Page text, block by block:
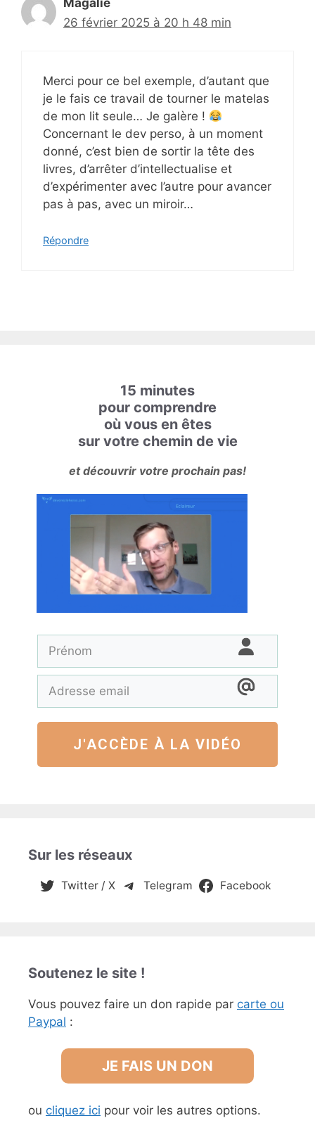
26 février 2025 à 20 h 48 min
Merci pour ce bel exemple, d’autant que
je le fais ce travail de tourner le matelas
de mon lit seule… Je galère !
Concernant le dev perso, à un moment
donné, c’est bien de sortir la tête des
livres, d’arrêter d’intellectualise et
d’expérimenter avec l’autre pour avancer
pas à pas, avec un miroir…
Répondre
15 minutes
pour comprendre
où vous en êtes
sur votre chemin de vie
et découvrir votre prochain pas!
J'ACCÈDE À LA VIDÉO
Sur les réseaux
Twitter / X Telegram Facebook
Soutenez le site !
Vous pouvez faire un don rapide par carte ou
Paypal :
JE FAIS UN DON
ou cliquez ici pour voir les autres options.